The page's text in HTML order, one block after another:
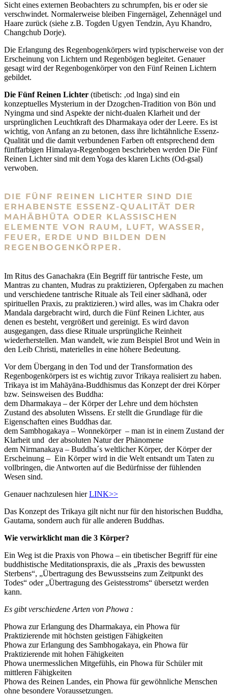
Sicht eines externen Beobachters zu schrumpfen, bis er oder sie
verschwindet. Normalerweise bleiben Fingernägel, Zehennägel und
Haare zurück (siehe z.B. Togden Ugyen Tendzin, Ayu Khandro,
Changchub Dorje).
Die Erlangung des Regenbogenkörpers wird typischerweise von der
Erscheinung von Lichtern und Regenbögen begleitet. Genauer
gesagt wird der Regenbogenkörper von den Fünf Reinen Lichtern
gebildet.
Die Fünf Reinen Lichter (tibetisch: ‚od lnga) sind ein
konzeptuelles Mysterium in der Dzogchen-Tradition von Bön und
Nyingma und sind Aspekte der nicht-dualen Klarheit und der
ursprünglichen Leuchtkraft des Dharmakaya oder der Leere. Es ist
wichtig, von Anfang an zu betonen, dass ihre lichtähnliche Essenz-
Qualität und die damit verbundenen Farben oft entsprechend dem
fünffarbigen Himalaya-Regenbogen beschrieben werden Die Fünf
Reinen Lichter sind mit dem Yoga des klaren Lichts (Od-gsal)
verwoben.
DIE FÜNF REINEN LICHTER SIND DIE
ERHABENSTE ESSENZ-QUALITÄT DER
MAHĀBHŪTA ODER KLASSISCHEN
ELEMENTE VON RAUM, LUFT, WASSER,
FEUER, ERDE UND BILDEN DEN
REGENBOGENKÖRPER.
Im Ritus des Ganachakra (Ein Begriff für tantrische Feste, um
Mantras zu chanten, Mudras zu praktizieren, Opfergaben zu machen
und verschiedene tantrische Rituale als Teil einer sādhanā, oder
spirituellen Praxis, zu praktizieren.) wird alles, was im Chakra oder
Mandala dargebracht wird, durch die Fünf Reinen Lichter, aus
denen es besteht, vergrößert und gereinigt. Es wird davon
ausgegangen, dass diese Rituale ursprüngliche Reinheit
wiederherstellen. Man wandelt, wie zum Beispiel Brot und Wein in
den Leib Christi, materielles in eine höhere Bedeutung.
Vor dem Übergang in den Tod und der Transformation des
Regenbogenkörpers ist es wichtig zuvor Trikaya realisiert zu haben.
Trikaya ist im Mahāyāna-Buddhismus das Konzept der drei Körper
bzw. Seinsweisen des Buddha:
dem Dharmakaya – der Körper der Lehre und dem höchsten
Zustand des absoluten Wissens. Er stellt die Grundlage für die
Eigenschaften eines Buddhas dar.
dem Sambhogakaya – Wonnekörper – man ist in einem Zustand der
Klarheit und der absoluten Natur der Phänomene
dem Nirmanakaya – Buddha´s weltlicher Körper, der Körper der
Erscheinung – Ein Körper wird in die Welt entsandt um Taten zu
vollbringen, die Antworten auf die Bedürfnisse der fühlenden
Wesen sind.
Genauer nachzulesen hierLINK>>
Das Konzept des Trikaya gilt nicht nur für den historischen Buddha,
Gautama, sondern auch für alle anderen Buddhas.
Wie verwirklicht man die 3 Körper?
Ein Weg ist die Praxis von Phowa – ein tibetischer Begriff für eine
buddhistische Meditationspraxis, die als „Praxis des bewussten
Sterbens“, „Übertragung des Bewusstseins zum Zeitpunkt des
Todes“ oder „Übertragung des Geistesstroms“ übersetzt werden
kann.
Es gibt verschiedene Arten von Phowa :
Phowa zur Erlangung des Dharmakaya, ein Phowa für
Praktizierende mit höchsten geistigen Fähigkeiten
Phowa zur Erlangung des Sambhogakaya, ein Phowa für
Praktizierende mit hohen Fähigkeiten
Phowa unermesslichen Mitgefühls, ein Phowa für Schüler mit
mittleren Fähigkeiten
Phowa des Reinen Landes, ein Phowa für gewöhnliche Menschen
ohne besondere Voraussetzungen.